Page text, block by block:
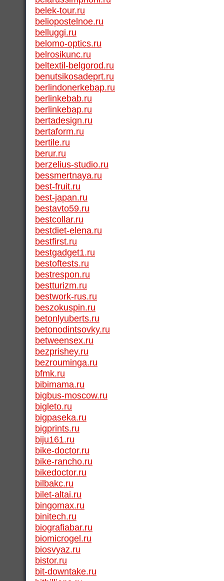
belek-tour.ru
beliopostelnoe.ru
belluggi.ru
belomo-optics.ru
belrosikunc.ru
beltextil-belgorod.ru
benutsikosadeprt.ru
berlindonerkebap.ru
berlinkebab.ru
berlinkebap.ru
bertadesign.ru
bertaform.ru
bertile.ru
berur.ru
berzelius-studio.ru
bessmertnaya.ru
best-fruit.ru
best-japan.ru
bestavto59.ru
bestcollar.ru
bestdiet-elena.ru
bestfirst.ru
bestgadget1.ru
bestoftests.ru
bestrespon.ru
bestturizm.ru
bestwork-rus.ru
beszokuspin.ru
betonlyuberts.ru
betonodintsovky.ru
betweensex.ru
bezprishey.ru
bezrouminga.ru
bfmk.ru
bibimama.ru
bigbus-moscow.ru
bigleto.ru
bigpaseka.ru
bigprints.ru
biju161.ru
bike-doctor.ru
bike-rancho.ru
bikedoctor.ru
bilbakc.ru
bilet-altai.ru
bingomax.ru
binitech.ru
biografiabar.ru
biomicrogel.ru
biosvyaz.ru
bistor.ru
bit-downtake.ru